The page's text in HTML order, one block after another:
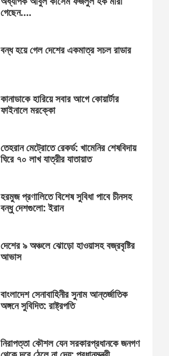
গেছেন….
বন্ধ হয়ে গেল দেশের একমাত্র সচল রাডার
কানাডাকে হারিয়ে সবার আগে কোয়ার্টার
ফাইনালে মরক্কো
তেহরান মেট্রোতে রেকর্ড: খামেনির শেষবিদায়
ঘিরে ৭০ লাখ যাত্রীর যাতায়াত
হরমুজ প্রণালিতে বিশেষ সুবিধা পাবে চীনসহ
বন্ধু দেশগুলো: ইরান
দেশের ৯ অঞ্চলে ঝোড়ো হাওয়াসহ বজ্রবৃষ্টির
আভাস
বাংলাদেশ সেনাবাহিনীর সুনাম আন্তর্জাতিক
অঙ্গনে সুবিদিত: রাষ্ট্রপতি
নিরাপত্তা কৌশল যেন সরকারপ্রধানকে জনগণ